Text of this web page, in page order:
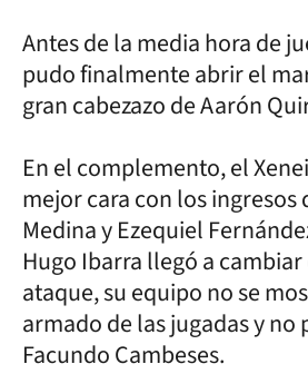
Antes de la media hora de
pudo finalmente abrir el
gran cabezazo de Aarón
En el complemento, el
mejor cara con los ingresos
Medina y Ezequiel
Hugo Ibarra llegó a
ataque, su equipo no se
armado de las jugadas y
Facundo Cambeses.